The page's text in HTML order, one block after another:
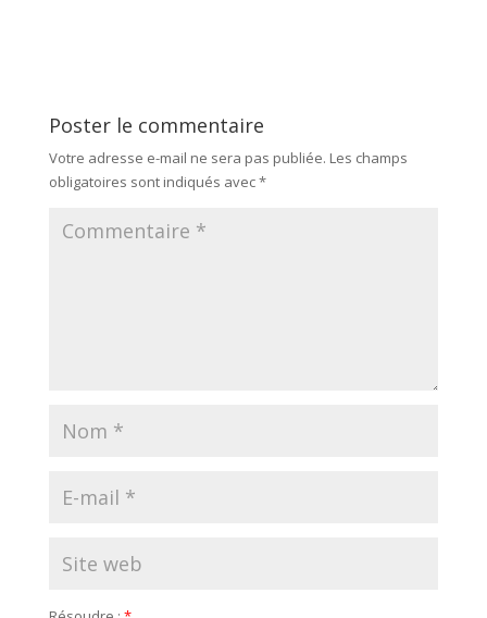
Poster le commentaire
Votre adresse e-mail ne sera pas publiée. Les champs
obligatoires sont indiqués avec*